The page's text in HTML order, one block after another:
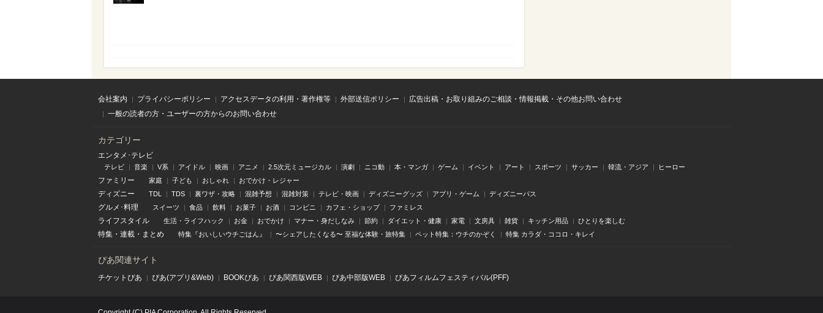
会社案内 プライバシーポリシー アクセスデータの利用・著作権等 外部送信ポリシー
広告出稿・お取り組みのご相談・情報掲載・その他お問い合わせ
一般の読者の方・ユーザーの方からのお問い合わせ
カテゴリー
エンタメ･テレビ
テレビ 音楽 V系 アイドル 映画 アニメ 2.5次元ミュージカル 演劇 ニコ動 本・マンガ ゲーム イベント アート スポーツ サッカー 韓流・アジア ヒーロー
ファミリー 家庭 子ども おしゃれ おでかけ・レジャー
ディズニー TDL TDS 裏ワザ・攻略 混雑予想 混雑対策 テレビ・映画 ディズニーグッズ アプリ・ゲーム ディズニーパス
グルメ･料理 スイーツ 食品 飲料 お菓子 お酒 コンビニ カフェ・ショップ ファミレス
ライフスタイル 生活・ライフハック お金 おでかけ マナー・身だしなみ 節約 ダイエット・健康 家電 文房具 雑貨 キッチン用品 ひとりを楽しむ
特集 ・ 連載 ・ まとめ 特集『おいしいウチごはん』 〜シェアしたくなる〜 至福な体験・旅特集 ペット特集：ウチのかぞく 特集 カラダ・ココロ・キレイ
ぴあ関連サイト
チケットぴあ ぴあ(アプリ&Web) BOOKぴあ ぴあ関⻄版WEB ぴあ中部版WEB ぴあフィルムフェスティバル(PFF)